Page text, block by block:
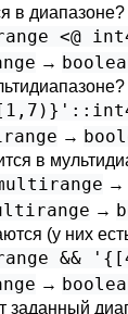
в диапазоне?
<@
→
→
в
→
→
(у них
&&
→
заданный